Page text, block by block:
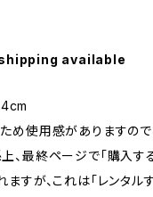
available
め使用感がありますので
、最終ページで「購入す
すが、これは「レンタル